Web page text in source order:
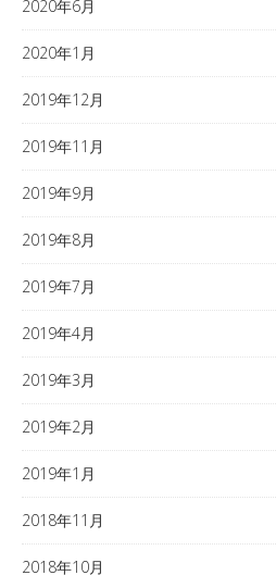
2020年6月
2020年1月
2019年12月
2019年11月
2019年9月
2019年8月
2019年7月
2019年4月
2019年3月
2019年2月
2019年1月
2018年11月
2018年10月